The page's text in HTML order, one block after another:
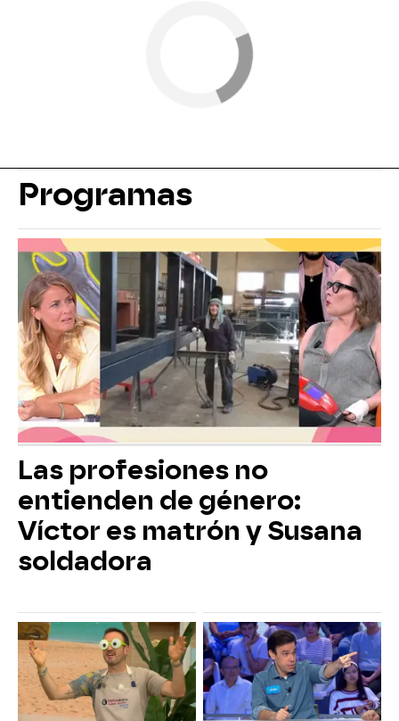
Programas
Las profesiones no
entienden de género:
Víctor es matrón y Susana
soldadora